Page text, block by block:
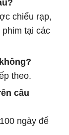
chiếu rạp,
tại các
theo.
câu
ngày để